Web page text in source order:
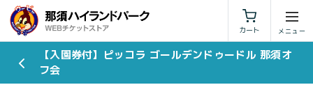
カート
利用規約 特定商取引法に基づく表示
【入園券付】ピッコラ ゴールデンドゥードル 那須オ
フ会